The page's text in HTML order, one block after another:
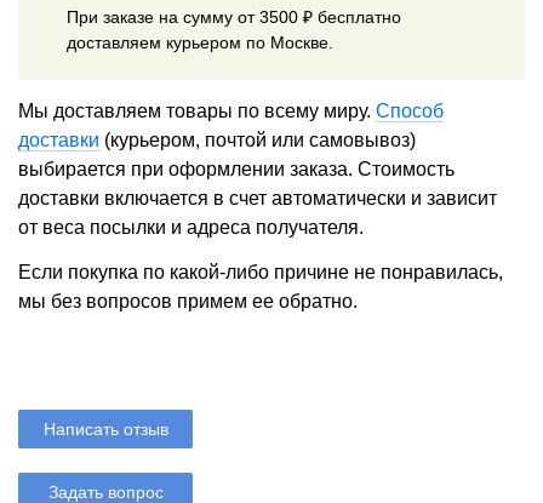
При заказе на сумму от 3500 ₽ бесплатно
доставляем курьером по Москве.
Мы доставляем товары по всему миру. Способ
доставки (курьером, почтой или самовывоз)
выбирается при оформлении заказа. Стоимость
доставки включается в счет автоматически и зависит
от веса посылки и адреса получателя.
Если покупка по какой-либо причине не понравилась,
мы без вопросов примем ее обратно.
Написать отзыв
Задать вопрос